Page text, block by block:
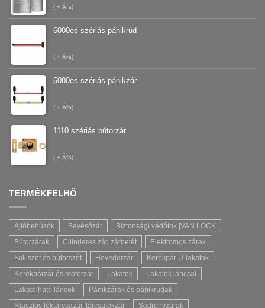
( + Áfa)
6000es szériás pánikrúd
( + Áfa)
6000es szériás pánikzár
( + Áfa)
1110 szériás bútorzár
( + Áfa)
TERMÉKFELHŐ
Ajtóbehúzók Bevésőzár
Biztonsági védőtok |VAN LOCK
Bútorzárak
Cilinderes zár, zárbetét
Elektromos zárak
Fali széf és bútorszéf
Hevederzár
Kerékpár U-lakatok
Kerékpárzár és motorzár
Lakatok
Lakatok lánccal
Lakatolható láncok
Pánikzárak és pánikrudak
Riasztós féktárcsazár, tárcsafékzár
Sodronyzárak